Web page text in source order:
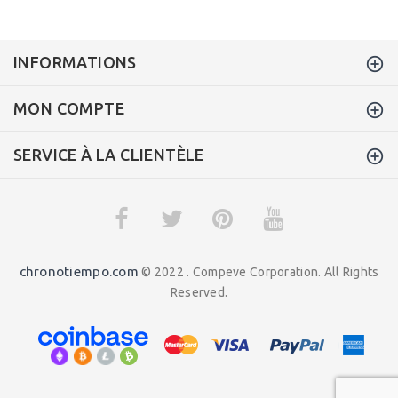
INFORMATIONS
MON COMPTE
SERVICE À LA CLIENTÈLE
chronotiempo.com © 2022 . Compeve Corporation. All Rights
Reserved.